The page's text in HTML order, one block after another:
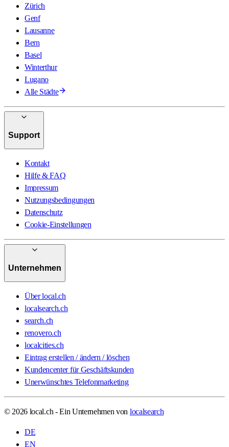
Zürich
Genf
Lausanne
Bern
Basel
Winterthur
Lugano
Alle Städte
Support
Kontakt
Hilfe & FAQ
Impressum
Nutzungsbedingungen
Datenschutz
Cookie-Einstellungen
Unternehmen
Über local.ch
localsearch.ch
search.ch
renovero.ch
localcities.ch
Eintrag erstellen / ändern / löschen
Kundencenter für Geschäftskunden
Unerwünschtes Telefonmarketing
© 2026 local.ch - Ein Unternehmen von localsearch
DE
EN